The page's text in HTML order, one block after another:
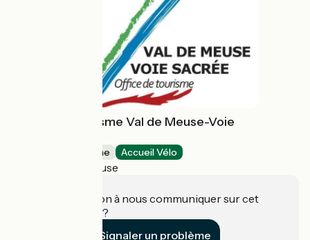
Office de Tourisme Val de Meuse-Voie
Offices de Tourisme Accueil Vélo
Dieue-sur-Meuse
Une information à nous communiquer sur cet
établissement ?
Signaler un problème